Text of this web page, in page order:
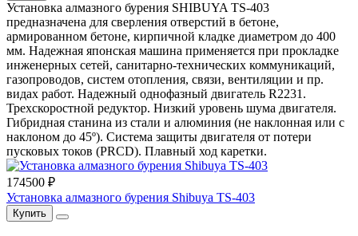
Установка алмазного бурения SHIBUYA TS-403
предназначена для сверления отверстий в бетоне,
армированном бетоне, кирпичной кладке диаметром до 400
мм. Надежная японская машина применяется при прокладке
инженерных сетей, санитарно-технических коммуникаций,
газопроводов, систем отопления, связи, вентиляции и пр.
видах работ. Надежный однофазный двигатель R2231.
Трехскоростной редуктор. Низкий уровень шума двигателя.
Гибридная станина из стали и алюминия (не наклонная или с
наклоном до 45º). Система защиты двигателя от потери
пусковых токов (PRCD). Плавный ход каретки.
174500 ₽
Установка алмазного бурения Shibuya TS-403
Купить